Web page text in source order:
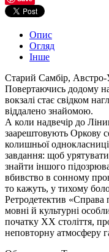
Опис
Огляд
Інше
Старий Самбір, Австро-
Повертаючись додому
вокзалі стає свідком
віддалено знайомою.
А коли надвечір до
заарештовують Оркову
колишньої
завдання: щоб урятувати
знайти іншого
вбивство в сонному
то кажуть, у тихому
Ретродетектив
мовні й культурні
початку ХХ століття,
неповторну атмосферу